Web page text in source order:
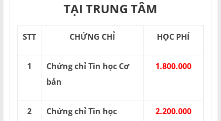
TẠI TRUNG TÂM
STT CHỨNG CHỈ HỌC PHÍ
1
Chứng chỉ Tin học Cơ
bản
1.800.000
2
Chứng chỉ Tin học
2.200.000